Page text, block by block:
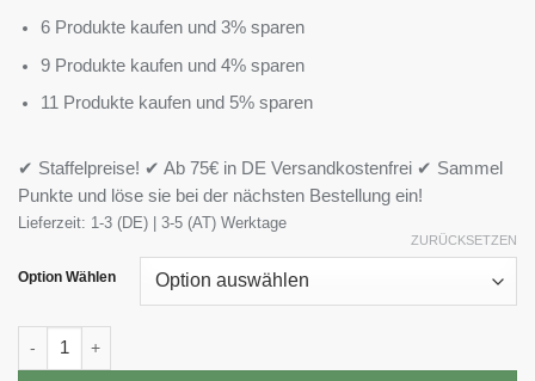
6 Produkte kaufen und 3% sparen
9 Produkte kaufen und 4% sparen
11 Produkte kaufen und 5% sparen
✔ Staffelpreise! ✔ Ab 75€ in DE Versandkostenfrei ✔ Sammel
Punkte und löse sie bei der nächsten Bestellung ein!
Lieferzeit: 1-3 (DE) | 3-5 (AT) Werktage
Option Wählen
ZURÜCKSETZEN
ProFuel GRÜNZEUG 240g Menge